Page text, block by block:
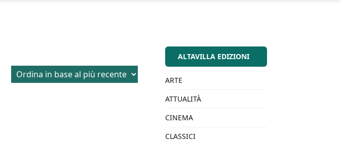
ALTAVILLA EDIZIONI
ARTE
ATTUALITÀ
CINEMA
CLASSICI